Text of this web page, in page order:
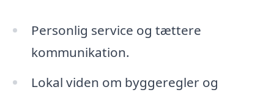
Personlig service og tættere
kommunikation.
Lokal viden om byggeregler og